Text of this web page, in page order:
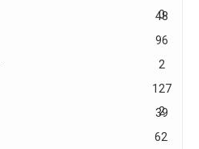
0
48
96
2
127
2
39
62